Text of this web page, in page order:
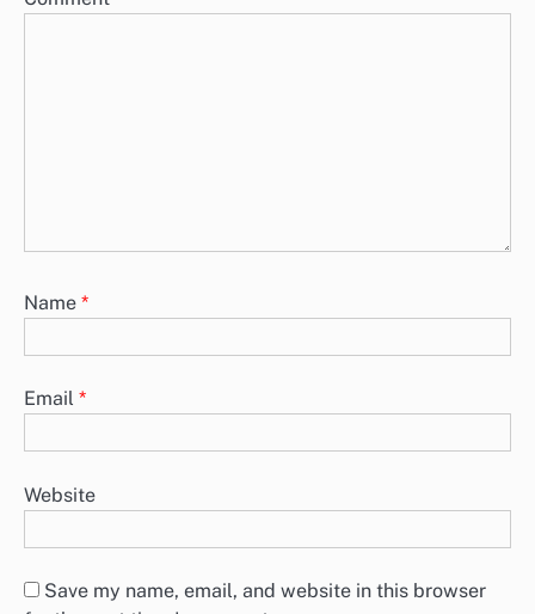
Name *
Email *
Website
Save my name, email, and website in this browser